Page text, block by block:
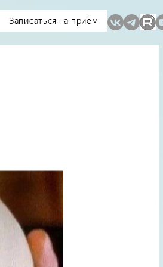
Записаться на приём